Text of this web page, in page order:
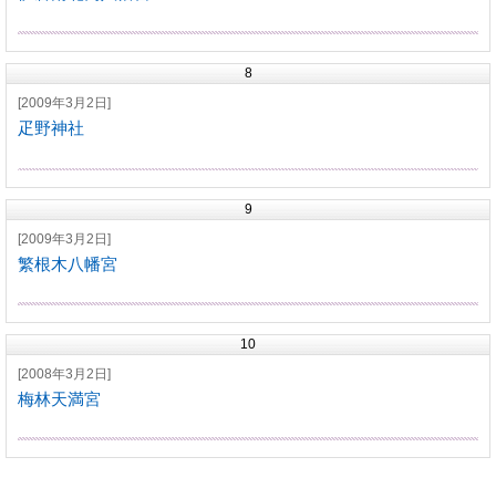
8
[2009年3月2日]
疋野神社
9
[2009年3月2日]
繁根木八幡宮
10
[2008年3月2日]
梅林天満宮